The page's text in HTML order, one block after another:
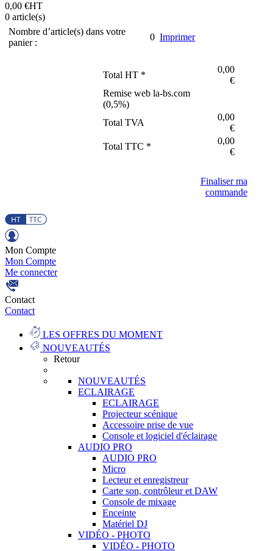
0,00 €HT
0 article(s)
Nombre d’article(s) dans votre
panier :
0 Imprimer
Total HT *
0,00
€
Remise web la-bs.com
(0,5%)
Total TVA
0,00
€
Total TTC *
0,00
€
Finaliser ma
commande
Mon Compte
Mon Compte
Me connecter
Contact
Contact
LES OFFRES DU MOMENT
NOUVEAUTÉS
Retour
NOUVEAUTÉS
ECLAIRAGE
ECLAIRAGE
Projecteur scénique
Accessoire prise de vue
Console et logiciel d'éclairage
AUDIO PRO
AUDIO PRO
Micro
Lecteur et enregistreur
Carte son, contrôleur et DAW
Console de mixage
Enceinte
Matériel DJ
VIDÉO - PHOTO
VIDÉO - PHOTO